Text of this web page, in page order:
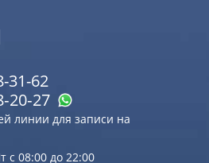
31-62
линии для записи на
с 08:00 до 22:00